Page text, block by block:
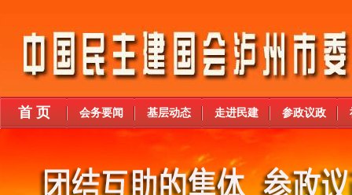
首 页 会务要闻 基层动态 走进民建 参政议政